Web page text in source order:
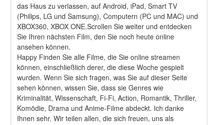
das Haus zu verlassen, auf Android, iPad, Smart TV
(Philips, LG und Samsung), Computern (PC und MAC) und
XBOX360, XBOX ONE.Scrollen Sie weiter und entdecken
Sie Ihren nächsten Film, den Sie noch heute online
ansehen können.
Happy Finden Sie alle Filme, die Sie online streamen
können, einschließlich derer, die diese Woche gespielt
wurden. Wenn Sie sich fragen, was Sie auf dieser Seite
sehen können, wissen Sie, dass sie Genres wie
Kriminalität, Wissenschaft, Fi-Fi, Action, Romantik, Thriller,
Komödie, Drama und Anime-Filme abdeckt. Ich danke
Ihnen sehr. Wir teilen allen, die sich freuen, uns als